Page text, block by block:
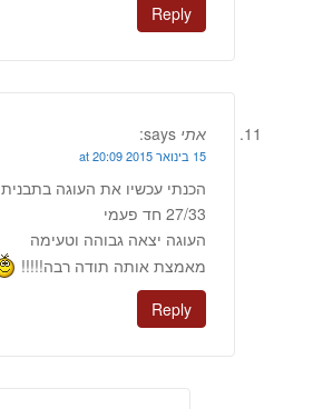
Reply
אתי says:
15 בינואר 2015 at 20:09
הכנתי עכשיו את העוגה בתבנית
27/33 חד פעמי
העוגה יצאה גבוהה וטעימה
מאמצת אותה תודה רבה!!!!!
Reply